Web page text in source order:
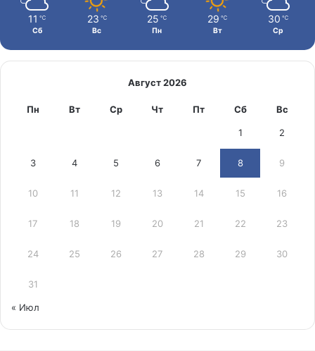
11 ℃
Сб
23 ℃
Вс
25 ℃
Пн
29 ℃
Вт
30 ℃
Ср
Август 2026
Пн Вт Ср Чт Пт Сб Вс
1 2
3 4 5 6 7 8 9
10 11 12 13 14 15 16
17 18 19 20 21 22 23
24 25 26 27 28 29 30
31
« Июл